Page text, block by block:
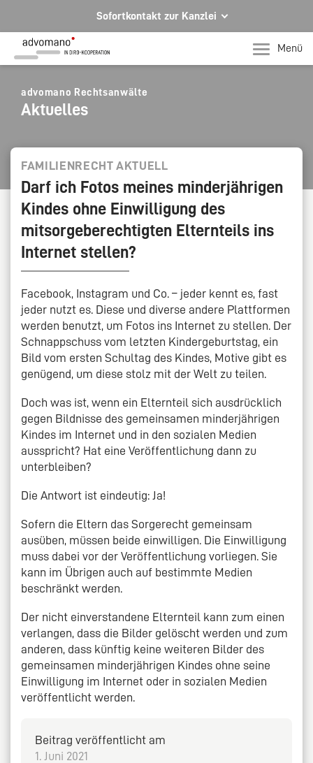
Sofortkontakt zur Kanzlei
Ihre Rechtsberatung in Hagen und Iserlohn
Ihr direkter Kontakt zu uns
Telefon Hagen
+49 2331 91599-0
Per E-Mail für Sie da.
mail@advomano.de
Menü
advomano Rechtsanwälte
Aktuelles
FAMILIENRECHT AKTUELL
Darf ich Fotos meines minderjährigen
Kindes ohne Einwilligung des
mitsorgeberechtigten Elternteils ins
Internet stellen?
Facebook, Instagram und Co. – jeder kennt es, fast
jeder nutzt es. Diese und diverse andere Plattformen
werden benutzt, um Fotos ins Internet zu stellen. Der
Schnappschuss vom letzten Kindergeburtstag, ein
Bild vom ersten Schultag des Kindes, Motive gibt es
genügend, um diese stolz mit der Welt zu teilen.
Doch was ist, wenn ein Elternteil sich ausdrücklich
gegen Bildnisse des gemeinsamen minderjährigen
Kindes im Internet und in den sozialen Medien
ausspricht? Hat eine Veröffentlichung dann zu
unterbleiben?
Die Antwort ist eindeutig: Ja!
Sofern die Eltern das Sorgerecht gemeinsam
ausüben, müssen beide einwilligen. Die Einwilligung
muss dabei vor der Veröffentlichung vorliegen. Sie
kann im Übrigen auch auf bestimmte Medien
beschränkt werden.
Der nicht einverstandene Elternteil kann zum einen
verlangen, dass die Bilder gelöscht werden und zum
anderen, dass künftig keine weiteren Bilder des
gemeinsamen minderjährigen Kindes ohne seine
Einwilligung im Internet oder in sozialen Medien
veröffentlicht werden.
Beitrag veröffentlicht am
1. Juni 2021